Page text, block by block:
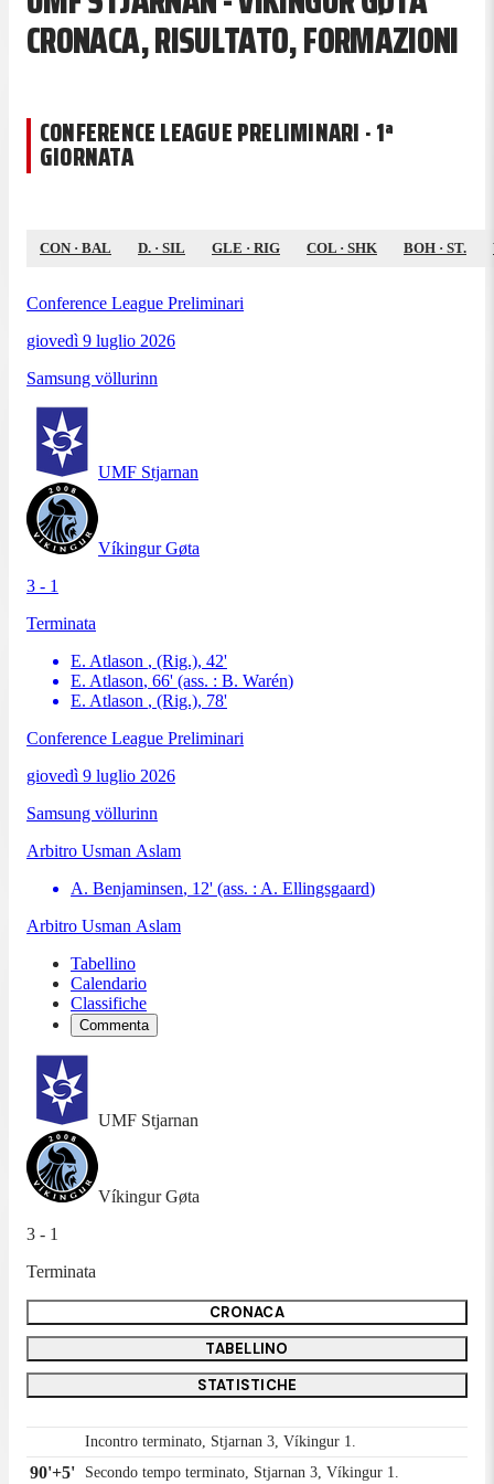
CRONACA, RISULTATO, FORMAZIONI
CONFERENCE LEAGUE PRELIMINARI · 1ª
GIORNATA
CON · BAL D. · SIL GLE · RIG COL · SHK BOH · ST.
Conference League Preliminari
giovedì 9 luglio 2026
Samsung völlurinn
UMF Stjarnan
Víkingur Gøta
3 - 1
Terminata
E. Atlason , (Rig.), 42'
E. Atlason, 66' (ass. : B. Warén)
E. Atlason , (Rig.), 78'
Conference League Preliminari
giovedì 9 luglio 2026
Samsung völlurinn
Arbitro Usman Aslam
A. Benjaminsen, 12' (ass. : A. Ellingsgaard)
Arbitro Usman Aslam
Tabellino
Calendario
Classifiche
Commenta
UMF Stjarnan
Víkingur Gøta
3 - 1
Terminata
CRONACA
TABELLINO
STATISTICHE
Incontro terminato, Stjarnan 3, Víkingur 1.
90'+5' Secondo tempo terminato, Stjarnan 3, Víkingur 1.